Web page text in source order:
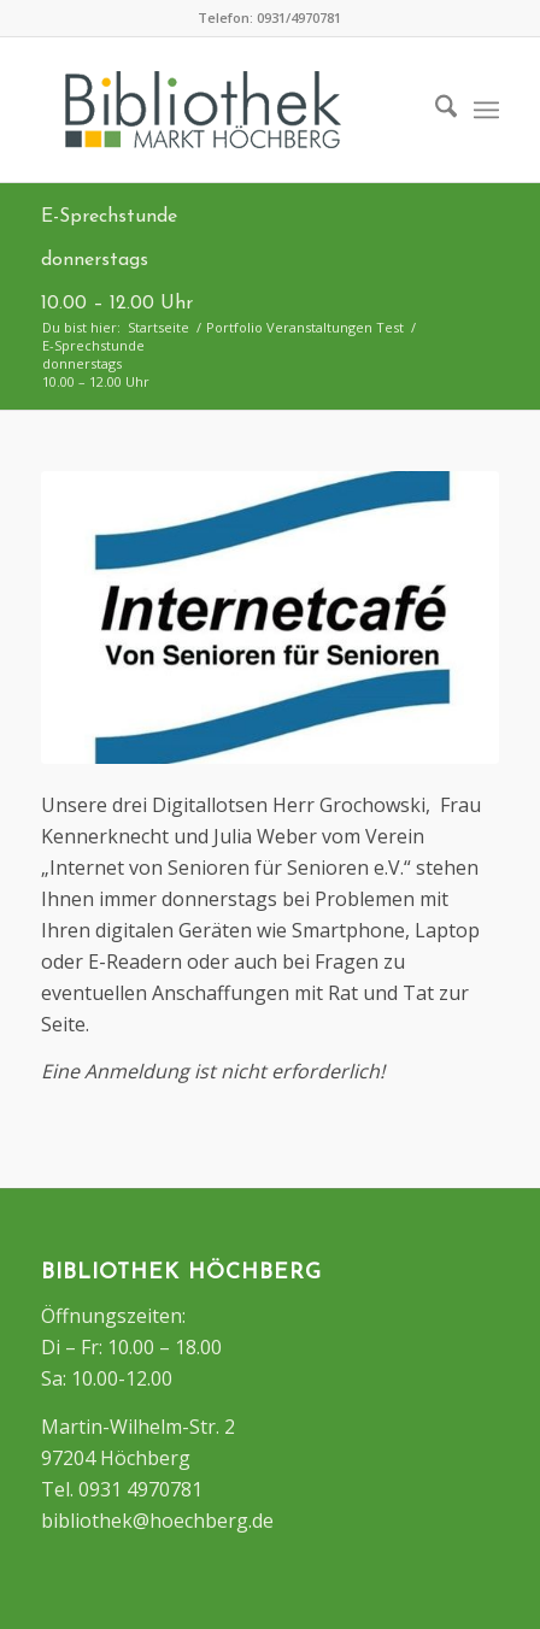
Inhalt
springen
Telefon: 0931/4970781
E-Sprechstunde
donnerstags
10.00 – 12.00 Uhr
Du bist hier: Startseite / Portfolio Veranstaltungen Test /
E-Sprechstunde
donnerstags
10.00 – 12.00 Uhr
Unsere drei Digitallotsen Herr Grochowski, Frau
Kennerknecht und Julia Weber vom Verein
„Internet von Senioren für Senioren e.V.“ stehen
Ihnen immer donnerstags bei Problemen mit
Ihren digitalen Geräten wie Smartphone, Laptop
oder E-Readern oder auch bei Fragen zu
eventuellen Anschaffungen mit Rat und Tat zur
Seite.
Eine Anmeldung ist nicht erforderlich!
BIBLIOTHEK HÖCHBERG
Öffnungszeiten:
Di – Fr: 10.00 – 18.00
Sa: 10.00-12.00
Martin-Wilhelm-Str. 2
97204 Höchberg
Tel. 0931 4970781
bibliothek@hoechberg.de